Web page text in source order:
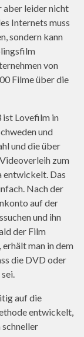
aber leider nicht
Internets muss
sondern kann
von
Filme über die
ist Lovefilm in
und
und die über
zum
entwickelt. Das
Nach der
auf der
und ihn
der Film
man in dem
die DVD oder
auf die
entwickelt,